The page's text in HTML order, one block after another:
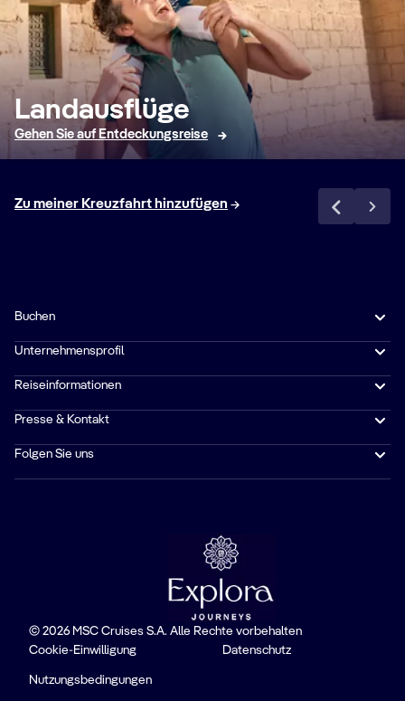
Landausflüge
Gehen Sie auf Entdeckungsreise
Zu meiner Kreuzfahrt hinzufügen
Buchen
Unternehmensprofil
Reiseinformationen
Presse & Kontakt
Folgen Sie uns
© 2026 MSC Cruises S.A. Alle Rechte vorbehalten
Cookie-Einwilligung
Datenschutz
Nutzungsbedingungen